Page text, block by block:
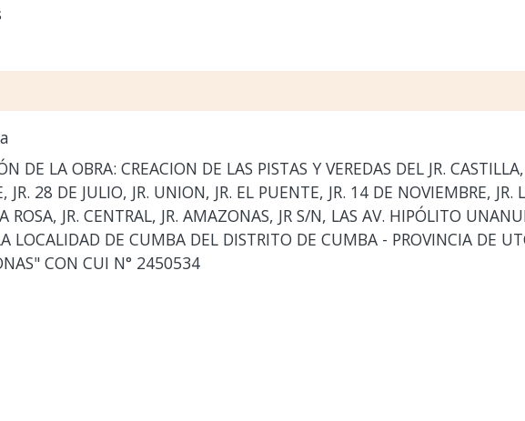
DE LA OBRA: CREACION DE LAS PISTAS Y VEREDAS DEL JR.
JR. 28 DE JULIO, JR. UNION, JR. EL PUENTE, JR. 14 DE NOVIEMBRE, JR.
ROSA, JR. CENTRAL, JR. AMAZONAS, JR S/N, LAS AV. HIPÓLITO
LOCALIDAD DE CUMBA DEL DISTRITO DE CUMBA - PROVINCIA DE
CON CUI N° 2450534